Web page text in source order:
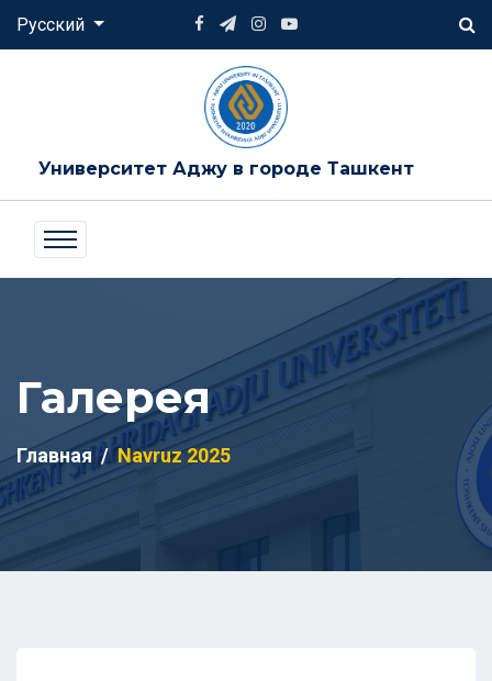
Русский
Университет Аджу в городе Ташкент
Галерея
Главная Navruz 2025